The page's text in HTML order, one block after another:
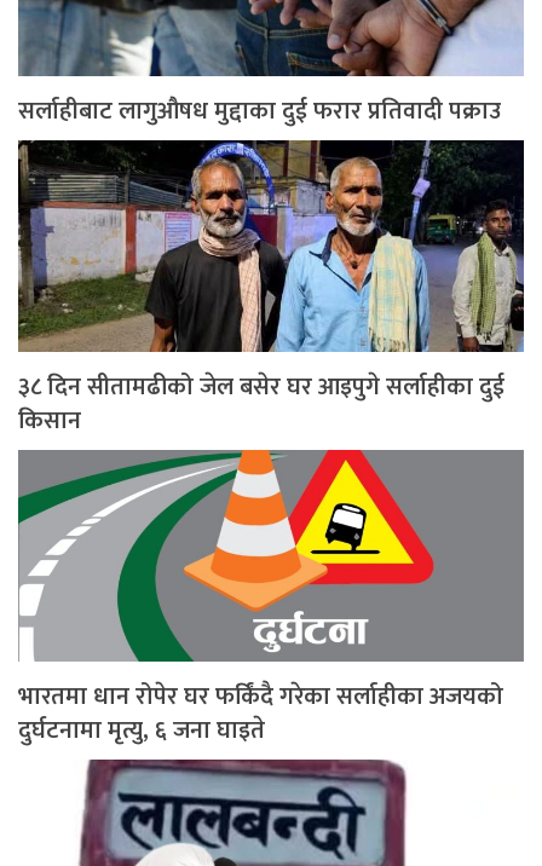
सर्लाहीबाट लागुऔषध मुद्दाका दुई फरार प्रतिवादी पक्राउ
३८ दिन सीतामढीको जेल बसेर घर आइपुगे सर्लाहीका दुई
किसान
भारतमा धान रोपेर घर फर्किंदै गरेका सर्लाहीका अजयको
दुर्घटनामा मृत्यु, ६ जना घाइते